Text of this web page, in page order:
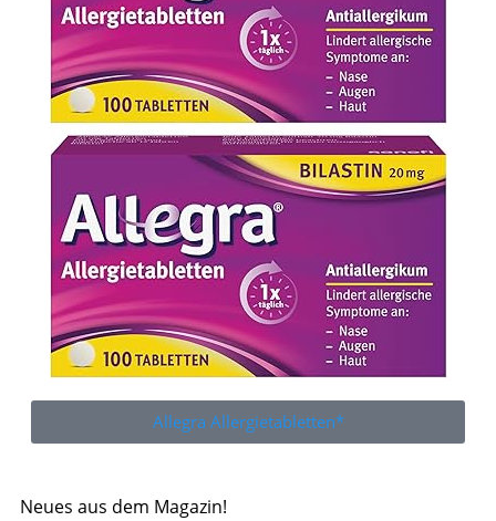
Allegra Allergietabletten*
Neues aus dem Magazin!